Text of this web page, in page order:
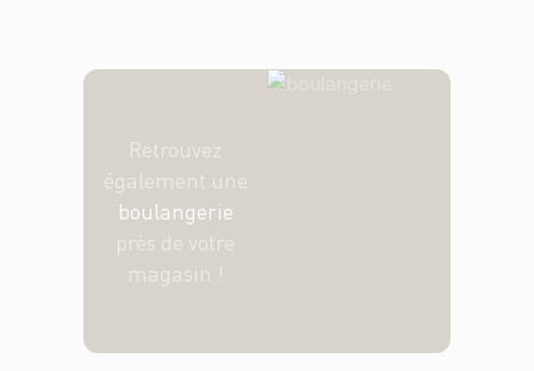
Retrouvez
également une
boulangerie
près de votre
magasin !